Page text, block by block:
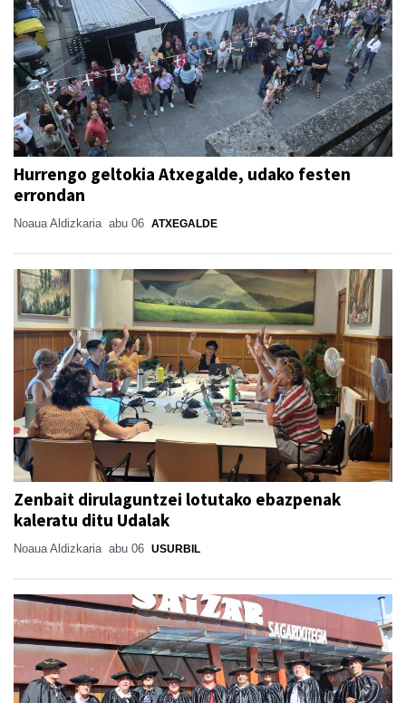
Hurrengo geltokia Atxegalde, udako festen
errondan
Noaua Aldizkaria abu 06 ATXEGALDE
Zenbait dirulaguntzei lotutako ebazpenak
kaleratu ditu Udalak
Noaua Aldizkaria abu 06 USURBIL